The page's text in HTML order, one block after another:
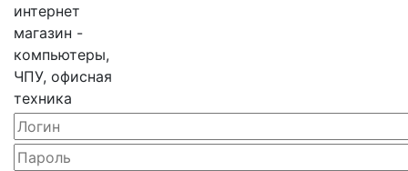
интернет
магазин -
компьютеры,
ЧПУ, офисная
техника